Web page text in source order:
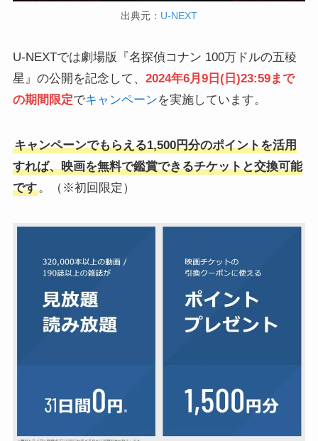
出典元： U-NEXT
U-NEXTでは劇場版『名探偵コナン 100万ドルの五稜
星』の公開を記念して、 2024年6月9日(日)23:59まで
の期間限定でキャンペーンを実施しています。
キャンペーンでもらえる1,500円分のポイントを活用
すれば、映画を無料で鑑賞できるチケットと交換可能
です。（※初回限定）